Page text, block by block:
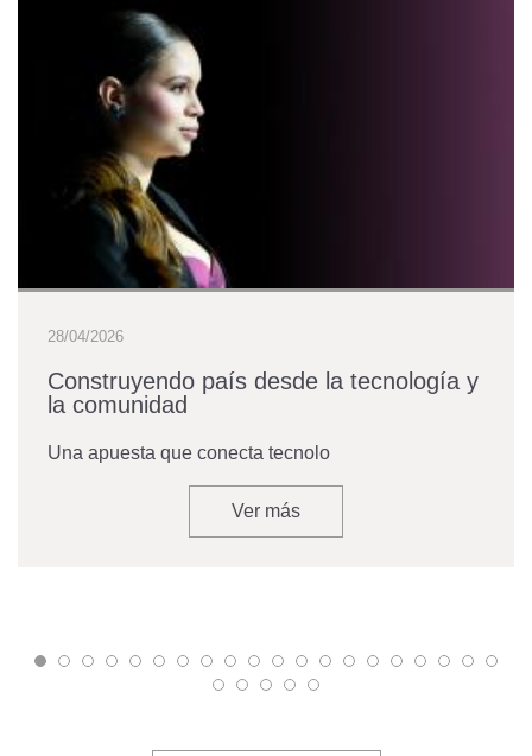
28/04/2026
Construyendo país desde la tecnología y
la comunidad
Una apuesta que conecta tecnolo
Ver más